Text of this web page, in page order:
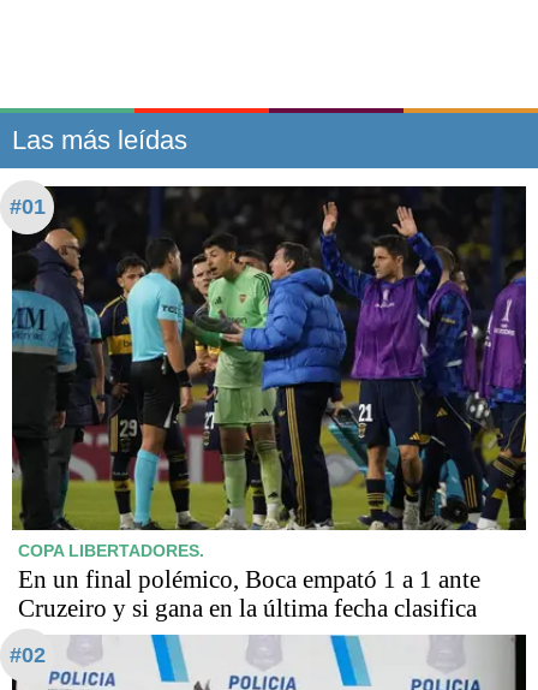
Las más leídas
#01
COPA LIBERTADORES.
En un final polémico, Boca empató 1 a 1 ante
Cruzeiro y si gana en la última fecha clasifica
#02